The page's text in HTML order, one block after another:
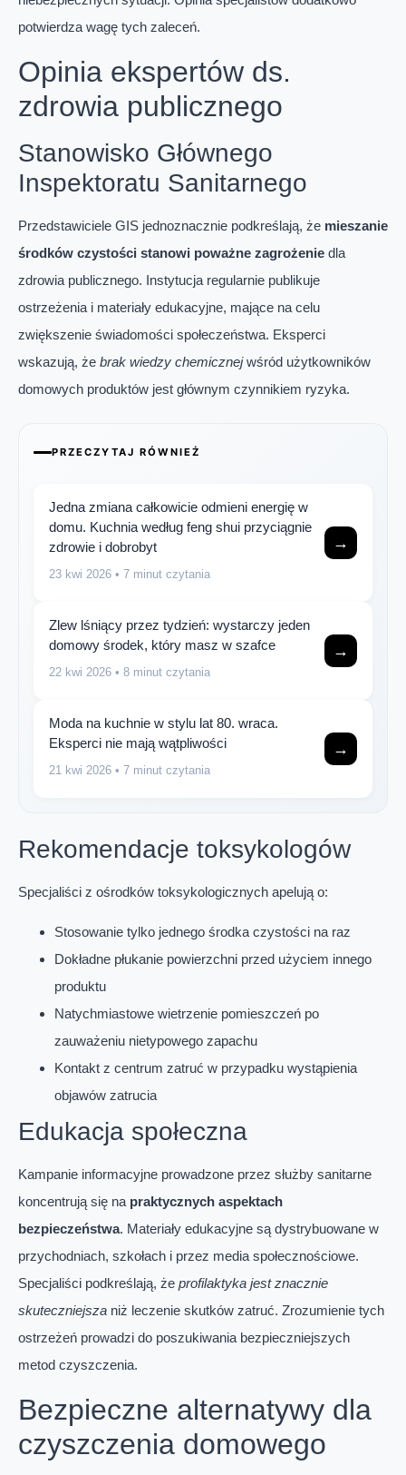
potwierdza wagę tych zaleceń.
Opinia ekspertów ds.
zdrowia publicznego
Stanowisko Głównego
Inspektoratu Sanitarnego
Przedstawiciele GIS jednoznacznie podkreślają, że mieszanie
środków czystości stanowi poważne zagrożenie dla
zdrowia publicznego. Instytucja regularnie publikuje
ostrzeżenia i materiały edukacyjne, mające na celu
zwiększenie świadomości społeczeństwa. Eksperci
wskazują, że brak wiedzy chemicznejwśród użytkowników
domowych produktów jest głównym czynnikiem ryzyka.
PRZECZYTAJ RÓWNIEŻ
Jedna zmiana całkowicie odmieni energię w
domu. Kuchnia według feng shui przyciągnie
zdrowie i dobrobyt
23 kwi 2026 • 7 minut czytania
→
Zlew lśniący przez tydzień: wystarczy jeden
domowy środek, który masz w szafce
22 kwi 2026 • 8 minut czytania
→
Moda na kuchnie w stylu lat 80. wraca.
Eksperci nie mają wątpliwości
21 kwi 2026 • 7 minut czytania
→
Rekomendacje toksykologów
Specjaliści z ośrodków toksykologicznych apelują o:
Stosowanie tylko jednego środka czystości na raz
Dokładne płukanie powierzchni przed użyciem innego
produktu
Natychmiastowe wietrzenie pomieszczeń po
zauważeniu nietypowego zapachu
Kontakt z centrum zatruć w przypadku wystąpienia
objawów zatrucia
Edukacja społeczna
Kampanie informacyjne prowadzone przez służby sanitarne
koncentrują się na praktycznych aspektach
bezpieczeństwa. Materiały edukacyjne są dystrybuowane w
przychodniach, szkołach i przez media społecznościowe.
Specjaliści podkreślają, że profilaktyka jest znacznie
skuteczniejsza niż leczenie skutków zatruć. Zrozumienie tych
ostrzeżeń prowadzi do poszukiwania bezpieczniejszych
metod czyszczenia.
Bezpieczne alternatywy dla
czyszczenia domowego